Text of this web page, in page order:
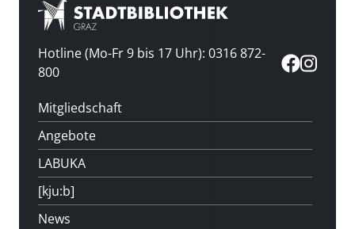
Hotline (Mo-Fr 9 bis 17 Uhr): 0316 872-
800
Mitgliedschaft
Angebote
LABUKA
[kju:b]
News